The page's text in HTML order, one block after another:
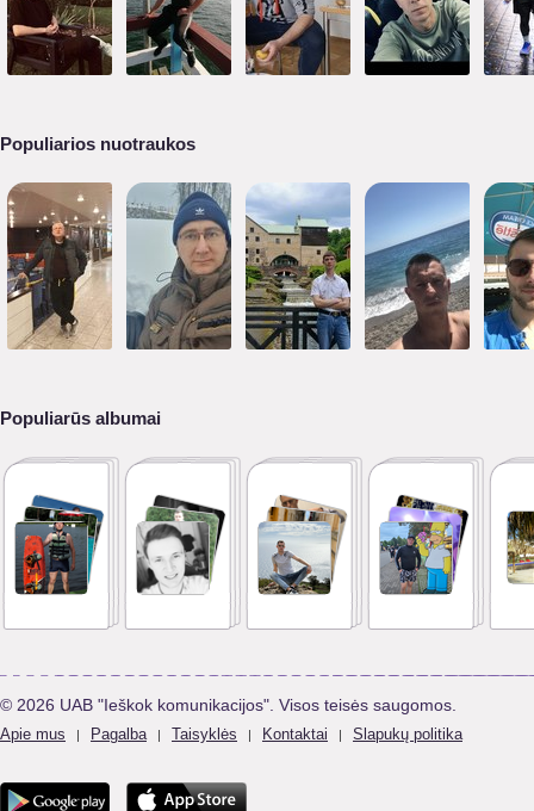
Populiarios nuotraukos
Populiarūs albumai
© 2026 UAB "Ieškok komunikacijos". Visos teisės saugomos.
Apie mus | Pagalba | Taisyklės | Kontaktai | Slapukų politika